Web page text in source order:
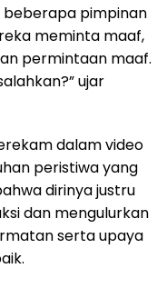
beberapa pimpinan
meminta maaf,
permintaan maaf.
ujar
dalam video
peristiwa yang
dirinya justru
dan mengulurkan
serta upaya